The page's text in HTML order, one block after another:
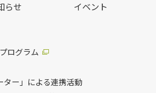
らせ
イベント
ログラム
ター」による連携活動